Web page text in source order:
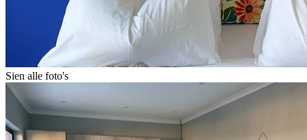
Sien alle foto's